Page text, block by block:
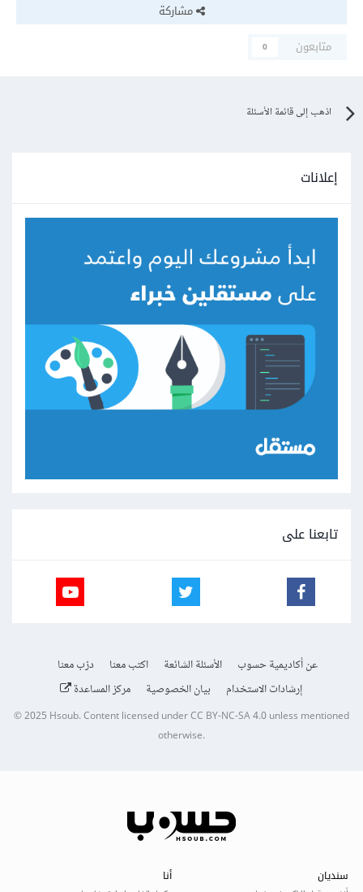
مشاركة
متابعون
0
اذهب إلى قائمة الأسئلة
إعلانات
تابعنا على
عن أكاديمية حسوب الأسئلة الشائعة اكتب معنا
درّب معنا
إرشادات الاستخدام
بيان الخصوصية مركز المساعدة
© 2025Hsoub.Content licensed underCC BY-NC-SA 4.0unless mentioned
otherwise.